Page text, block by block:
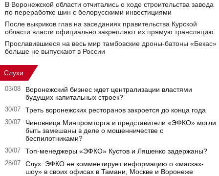
В Воронежской области отчитались о ходе строительства завода
по переработке шин с белорусскими инвестициями
После выкриков глав на заседаниях правительства Курской
области власти официально закрепляют их прямую трансляцию
Прославившиеся на весь мир тамбовские дроны-батоны «Бекас»
больше не выпускают в России
Слухи
03/08
Воронежский бизнес ждет централизации властями
будущих капитальных строек?
30/07 Треть воронежских ресторанов закроется до конца года
30/07
Чиновница Минпромторга и представители «ЭФКО» могли
быть замешаны в деле о мошенничестве с
беспилотниками?
30/07 Топ-менеджеры «ЭФКО» Кустов и Ляшенко задержаны?
28/07
Слух: ЭФКО не комментирует информацию о «масках-
шоу» в своих офисах в Тамани, Москве и Воронеже